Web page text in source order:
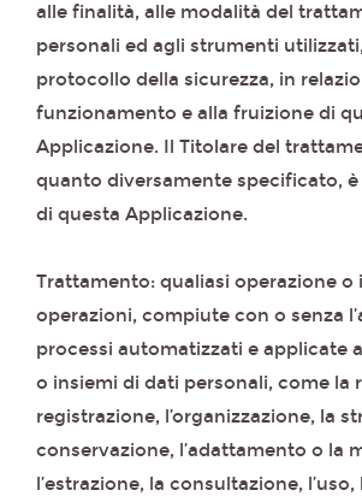
alle finalità, alle modalità del
personali ed agli strumenti
protocollo della sicurezza, in
funzionamento e alla fruizione di
Applicazione. Il Titolare del
quanto diversamente specificato,
di questa Applicazione.
Trattamento: qualiasi operazione o
operazioni, compiute con o senza
processi automatizzati e applicate
o insiemi di dati personali, come la
registrazione, l’organizzazione, la
conservazione, l’adattamento o la
l’estrazione, la consultazione, l’uso,